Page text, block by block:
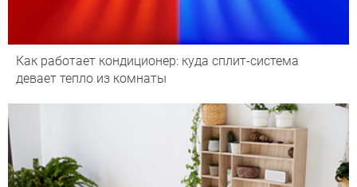
Как работает кондиционер: куда сплит-система
девает тепло из комнаты